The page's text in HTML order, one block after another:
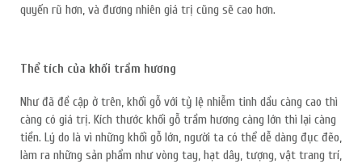
quyến rũ hơn, và đương nhiên giá trị cũng sẽ cao hơn.
Thể tích của khối trầm hương
Như đã đề cập ở trên, khối gỗ với tỷ lệ nhiễm tinh dầu càng cao thì
càng có giá trị. Kích thước khối gỗ trầm hương càng lớn thì lại càng
tiền. Lý do là vì những khối gỗ lớn, người ta có thể dễ dàng đục đẽo,
làm ra những sản phẩm như vòng tay, hạt dây, tượng, vật trang trí,